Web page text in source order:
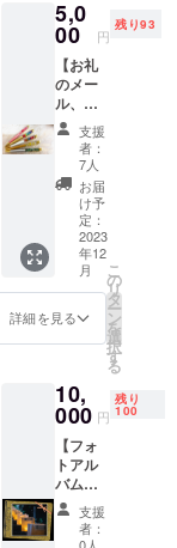
のクラウド
ファンディ
に挑戦させ
ていただく
運びとなり
ました。
皆様のお力
をお借りし
たく存じま
す。
どうぞ、よ
いいたしま
ルをお
送りさ
せてい
ただき
ます。
なお、
支援時
に上乗
せ支援
が可能
です。
応援の
気持ち
の上乗
せ、大
歓迎で
す！ ※
2023年
11月の
予定で
す。
5,0
00 円
残り93
【お礼
のメー
ル、オ
リジナ
ルボー
ルペ
ン】 お
礼の
メール
に、実
行委員
会オリ
ジナル
のボー
ルペン
をお送
ていた
だきま
す。 ※
クラウ
ドファ
ンディ
ング終
了後、
順次
支援
者：
7人
お届
け予
定：
2023
年12
月
詳細を見る
こ
の
リ
タ
ー
ン
を
選
択
す
る
10,
000 円
残り
100
【フォ
トアル
バム
（お礼
の手紙
支援
者：
0人